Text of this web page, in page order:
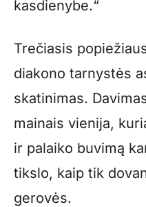
kasdienybe.“
Trečiasis
diakono tarnystės
skatinimas.
mainais vienija,
ir palaiko buvimą
tikslo, kaip tik
gerovės.